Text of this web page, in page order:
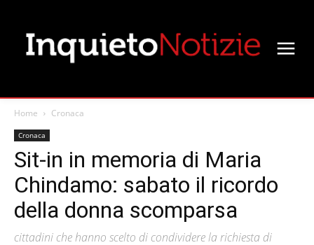
Home Cronaca
Cronaca
Sit-in in memoria di Maria
Chindamo: sabato il ricordo
della donna scomparsa
cittadini che hanno scelto di condividere la richiesta di